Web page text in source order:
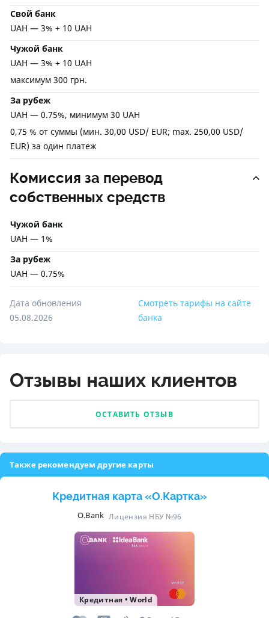
Свой банк
UAH — 3% + 10 UAH
Чужой банк
UAH — 3% + 10 UAH
максимум 300 грн.
За рубеж
UAH — 0.75%, минимум 30 UAH
0,75 % от суммы (мин. 30,00 USD/ EUR; max. 250,00 USD/
EUR) за один платеж
Комиссия за перевод
собственных средств
Чужой банк
UAH — 1%
За рубеж
UAH — 0.75%
Дата обновления
05.08.2026
Смотреть тарифы на сайте
банка
Отзывы наших клиентов
ОСТАВИТЬ ОТЗЫВ
Также рекомендуем другие карты
Кредитная карта «O.Картка»
O.Bank Лицензия НБУ №96
Кредитная •World